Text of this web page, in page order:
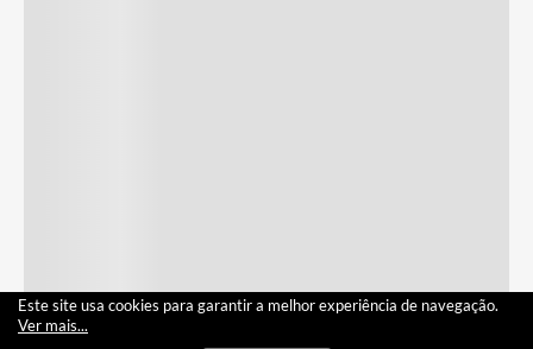
Este site usa cookies para garantir a melhor experiência de navegação.
Ver mais...